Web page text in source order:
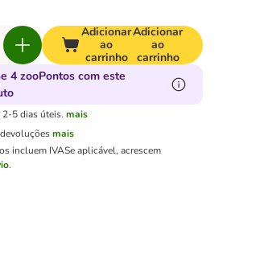
Adicionar
ao
carrinho
Adicionar
ao
carrinho
4 zooPontos com este
2-5 dias úteis. mais
mais
incluem IVASe aplicável, acrescem
.